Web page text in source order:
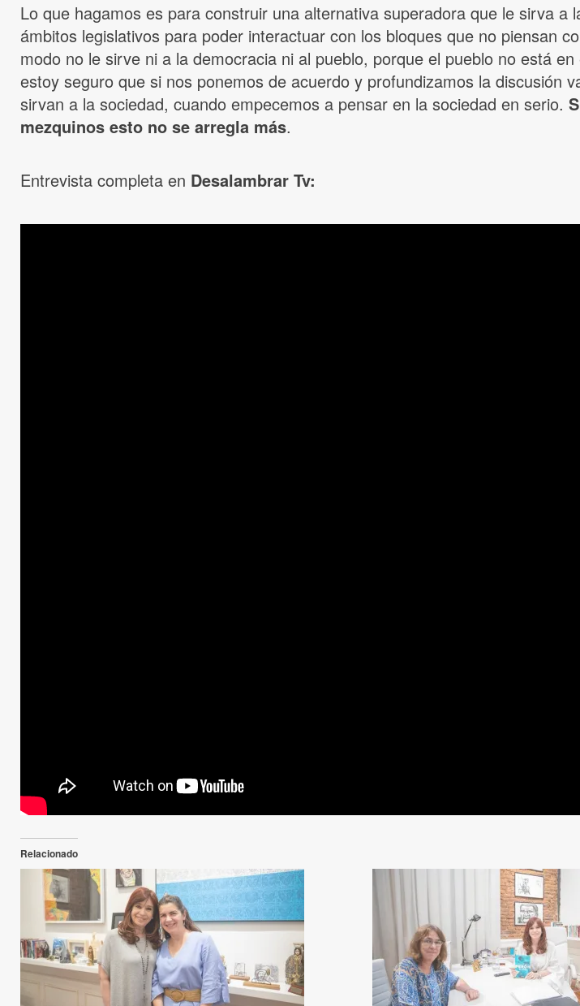
Lo que hagamos es para construir una alternativa superadora que le sirva
ámbitos legislativos para poder interactuar con los bloques que no piensan
modo no le sirve ni a la democracia ni al pueblo, porque el pueblo no está
estoy seguro que si nos ponemos de acuerdo y profundizamos la discusión
sirvan a la sociedad, cuando empecemos a pensar en la sociedad en serio.
mezquinos esto no se arregla más.
Entrevista completa en Desalambrar Tv:
Relacionado